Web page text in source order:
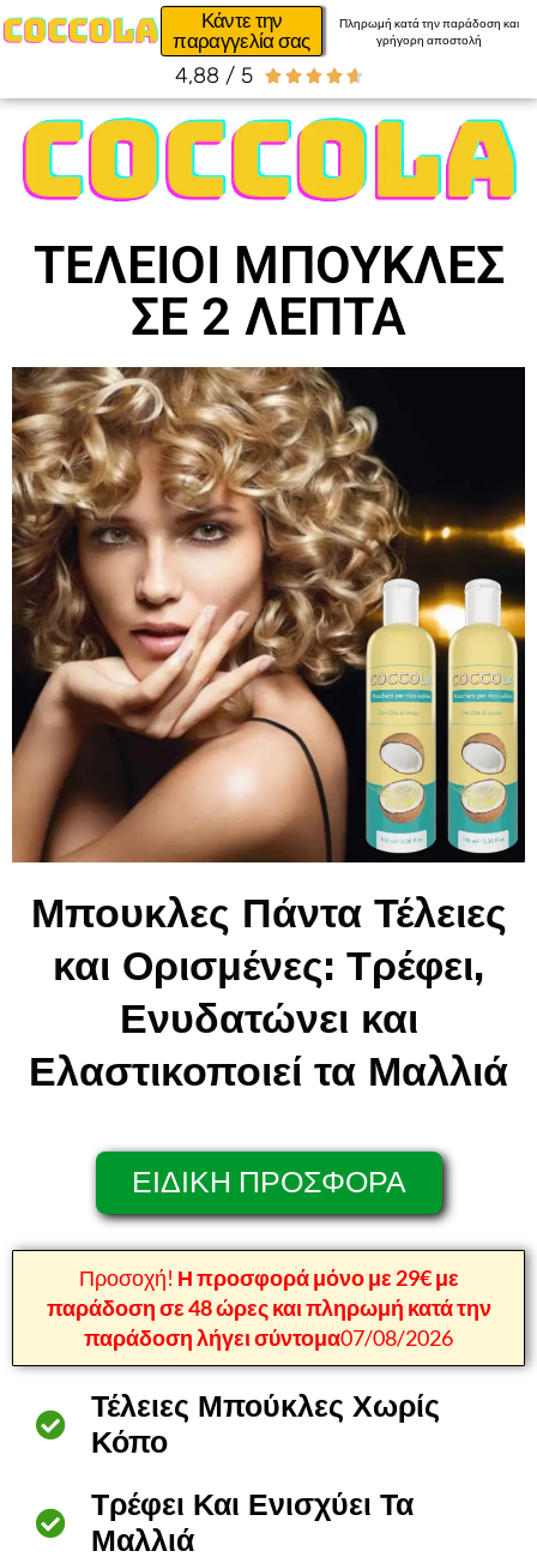
Κάντε την
παραγγελία σας
Πληρωμή κατά την παράδοση και
γρήγορη αποστολή
4,88 / 5     
ΤΕΛΕΙΟΙ ΜΠΟΥΚΛΕΣ
ΣΕ 2 ΛΕΠΤΑ
Μπουκλες Πάντα Τέλειες
και Ορισμένες: Τρέφει,
Ενυδατώνει και
Ελαστικοποιεί τα Μαλλιά
ΕΙΔΙΚΗ ΠΡΟΣΦΟΡΑ
Προσοχή! Η προσφορά μόνο με 29€ με
παράδοση σε 48 ώρες και πληρωμή κατά την
παράδοση λήγει σύντομα07/08/2026
Τέλειες Μπούκλες Χωρίς
Κόπο
Τρέφει Και Ενισχύει Τα
Μαλλιά